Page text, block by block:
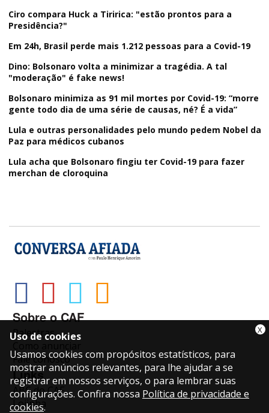
Ciro compara Huck a Tiririca: "estão prontos para a
Presidência?"
Em 24h, Brasil perde mais 1.212 pessoas para a Covid-19
Dino: Bolsonaro volta a minimizar a tragédia. A tal
"moderação" é fake news!
Bolsonaro minimiza as 91 mil mortes por Covid-19: “morre
gente todo dia de uma série de causas, né? É a vida”
Lula e outras personalidades pelo mundo pedem Nobel da
Paz para médicos cubanos
Lula acha que Bolsonaro fingiu ter Covid-19 para fazer
merchan de cloroquina
Sobre o CAF
Palestras
Fale conosco
Links
ABC do CAF
Lojinha
X
Uso de cookies
Usamos cookies com propósitos estatísticos, para
mostrar anúncios relevantes, para lhe ajudar a se
registrar em nossos serviços, o para lembrar suas
configurações. Confira nossa Política de privacidade e
cookies.